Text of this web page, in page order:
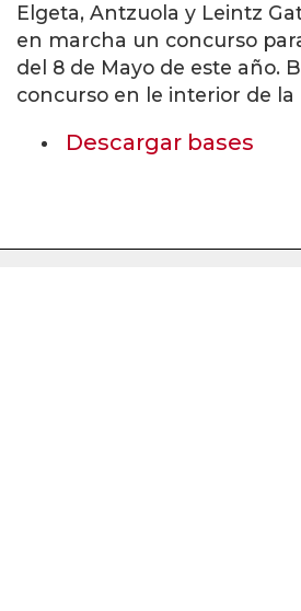
Elgeta, Antzuola y Leintz
en marcha un concurso
del 8 de Mayo de este año.
concurso en le interior de la
Descargar bases